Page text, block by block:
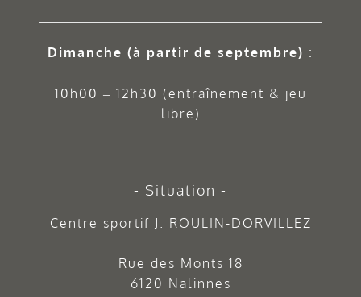
Dimanche (à partir de septembre) :
10h00 – 12h30 (entraînement & jeu
libre)
Situation
Centre sportif J. ROULIN-DORVILLEZ
Rue des Monts 18
6120 Nalinnes